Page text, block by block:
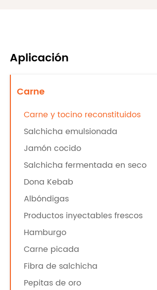
Aplicación
Carne
Carne y tocino reconstituidos
Salchicha emulsionada
Jamón cocido
Salchicha fermentada en seco
Dona Kebab
Albóndigas
Productos inyectables frescos
Hamburgo
Carne picada
Fibra de salchicha
Pepitas de oro